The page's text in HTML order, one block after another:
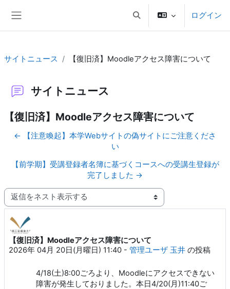
検索入力に切り替えるログイン
サイトニュース 【復旧済】Moodleアクセス障害について
サイトニュース
【復旧済】Moodleアクセス障害について
← 【注意喚起】本学Webサイトの偽サイトにご注意くださ
い
【前学期】受講登録者名簿に基づくコースへの受講生登録が
完了しました →
表示モード
【復旧済】Moodleアクセス障害について
2026年 04月 20日(月曜日) 11:40 - 管理ユーザ 玉井 の投稿
返信数: 0
4/18(土)8:00ごろより、Moodleにアクセスできない
障害が発生しておりました。本日4/20(月)11:40ご